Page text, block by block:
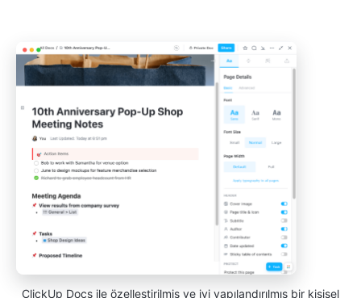
ClickUp Docs ile özelleştirilmiş ve iyi yapılandırılmış bir kişisel